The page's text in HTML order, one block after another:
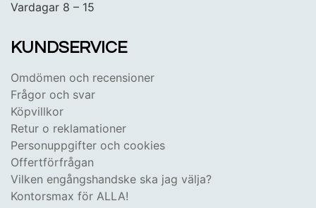
Vardagar 8 – 15
KUNDSERVICE
Omdömen och recensioner
Frågor och svar
Köpvillkor
Retur o reklamationer
Personuppgifter och cookies
Offertförfrågan
Vilken engångshandske ska jag välja?
Kontorsmax för ALLA!